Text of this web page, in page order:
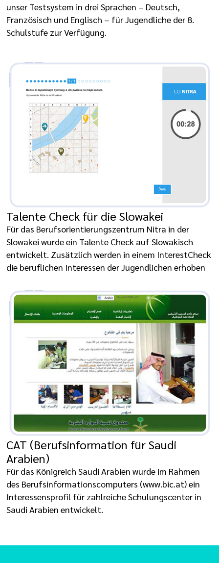
unser Testsystem in drei Sprachen – Deutsch,
Französisch und Englisch – für Jugendliche der 8.
Schulstufe zur Verfügung.
Talente Check für die Slowakei
Für das Berufsorientierungszentrum Nitra in der
Slowakei wurde ein Talente Check auf Slowakisch
entwickelt. Zusätzlich werden in einem InterestCheck
die beruflichen Interessen der Jugendlichen erhoben
CAT (Berufsinformation für Saudi
Arabien)
Für das Königreich Saudi Arabien wurde im Rahmen
des Berufsinformationscomputers (www.bic.at) ein
Interessensprofil für zahlreiche Schulungscenter in
Saudi Arabien entwickelt.